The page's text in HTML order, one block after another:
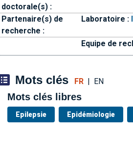
doctorale(s) :
Partenaire(s) de
recherche :
Laboratoire :
Equipe de
Mots clés FR| EN
Mots clés libres
Epilepsie Epidémiologie